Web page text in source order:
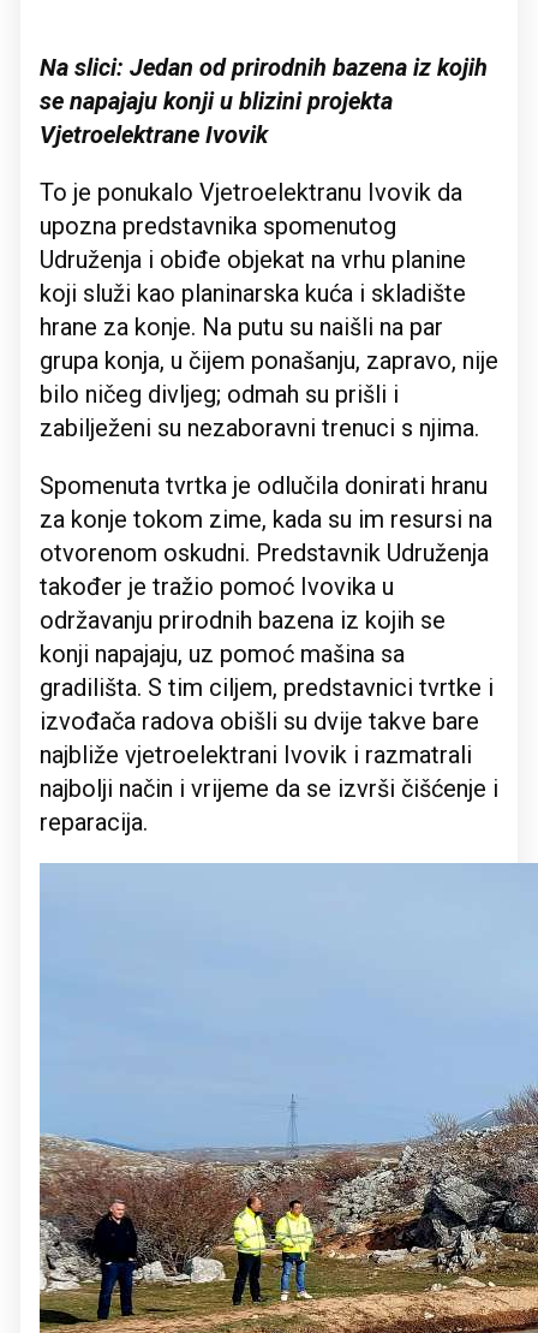
Na slici: Jedan od prirodnih bazena iz kojih
se napajaju konji u blizini projekta
Vjetroelektrane Ivovik
To je ponukalo Vjetroelektranu Ivovik da
upozna predstavnika spomenutog
Udruženja i obiđe objekat na vrhu planine
koji služi kao planinarska kuća i skladište
hrane za konje. Na putu su naišli na par
grupa konja, u čijem ponašanju, zapravo, nije
bilo ničeg divljeg; odmah su prišli i
zabilježeni su nezaboravni trenuci s njima.
Spomenuta tvrtka je odlučila donirati hranu
za konje tokom zime, kada su im resursi na
otvorenom oskudni. Predstavnik Udruženja
također je tražio pomoć Ivovika u
održavanju prirodnih bazena iz kojih se
konji napajaju, uz pomoć mašina sa
gradilišta. S tim ciljem, predstavnici tvrtke i
izvođača radova obišli su dvije takve bare
najbliže vjetroelektrani Ivovik i razmatrali
najbolji način i vrijeme da se izvrši čišćenje i
reparacija.